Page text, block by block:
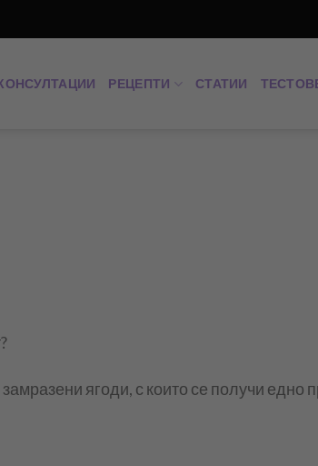
РЕЦЕПТИ СТАТИИ
ягоди, с които се получи едно